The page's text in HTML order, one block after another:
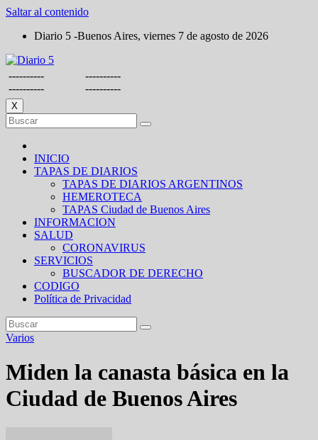
Saltar al contenido
Diario 5 -Buenos Aires, viernes 7 de agosto de 2026
----------
----------
----------
----------
X
INICIO
TAPAS DE DIARIOS
TAPAS DE DIARIOS ARGENTINOS
HEMEROTECA
TAPAS Ciudad de Buenos Aires
INFORMACION
SALUD
CORONAVIRUS
SERVICIOS
BUSCADOR DE DERECHO
CODIGO
Política de Privacidad
Varios
Miden la canasta básica en la
Ciudad de Buenos Aires